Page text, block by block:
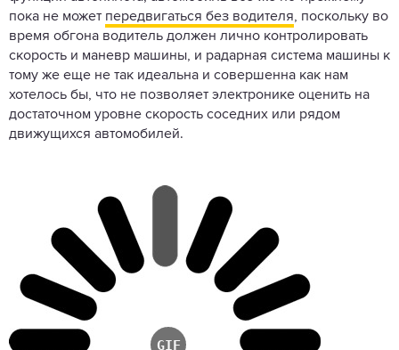
пока не может передвигаться без водителя, поскольку во
время обгона водитель должен лично контролировать
скорость и маневр машины, и радарная система машины к
тому же еще не так идеальна и совершенна как нам
хотелось бы, что не позволяет электронике оценить на
достаточном уровне скорость соседних или рядом
движущихся автомобилей.